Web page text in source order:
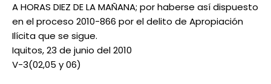
A HORAS DIEZ DE LA MAÑANA; por haberse así dispuesto
en el proceso 2010-866 por el delito de Apropiación
Ilícita que se sigue.
Iquitos, 23 de junio del 2010
V-3(02,05 y 06)